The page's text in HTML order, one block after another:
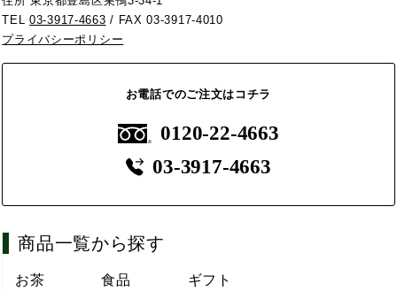
TEL03-3917-4663 / FAX 03-3917-4010
プライバシーポリシー
お電話でのご注文はコチラ
0120-22-4663
03-3917-4663
商品一覧から探す
お茶 食品 ギフト